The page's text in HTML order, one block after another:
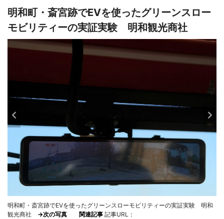
明和町・斎宮跡でEVを使ったグリーンスロー
モビリティーの実証実験 明和観光商社
明和町・斎宮跡でEVを使ったグリーンスローモビリティーの実証実験 明和
観光商社 →次の写真 関連記事 記事URL：